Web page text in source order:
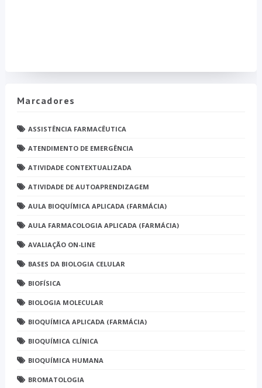
Marcadores
ASSISTÊNCIA FARMACÊUTICA
ATENDIMENTO DE EMERGÊNCIA
ATIVIDADE CONTEXTUALIZADA
ATIVIDADE DE AUTOAPRENDIZAGEM
AULA BIOQUÍMICA APLICADA (FARMÁCIA)
AULA FARMACOLOGIA APLICADA (FARMÁCIA)
AVALIAÇÃO ON-LINE
BASES DA BIOLOGIA CELULAR
BIOFÍSICA
BIOLOGIA MOLECULAR
BIOQUÍMICA APLICADA (FARMÁCIA)
BIOQUÍMICA CLÍNICA
BIOQUÍMICA HUMANA
BROMATOLOGIA